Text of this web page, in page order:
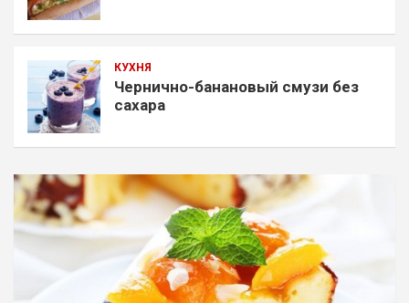
КУХНЯ
Чернично-банановый смузи без
сахара